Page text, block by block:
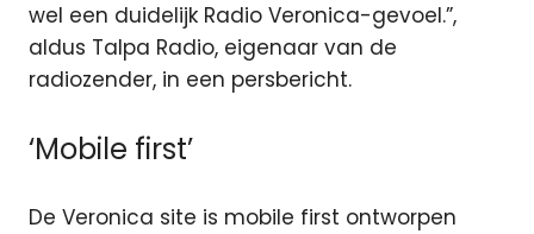
wel een duidelijk Radio Veronica-gevoel.”,
aldus Talpa Radio, eigenaar van de
radiozender, in een persbericht.
‘Mobile first’
De Veronica site is mobile first ontworpen